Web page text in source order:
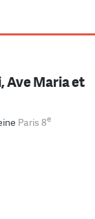
Ave Maria et
Paris 8e